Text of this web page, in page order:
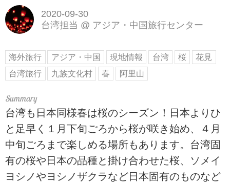
2020-09-30
台湾担当 @ アジア・中国旅行センター
海外旅行 アジア・中国 現地情報 台湾 桜
花見
台湾旅行
九族文化村 春 阿里山
台湾も日本同様春は桜のシーズン！日本よりひ
と足早く１月下旬ごろから桜が咲き始め、４月
中旬ごろまで楽しめる場所もあります。台湾固
有の桜や日本の品種と掛け合わせた桜、ソメイ
ヨシノやヨシノザクラなど日本固有のものなど